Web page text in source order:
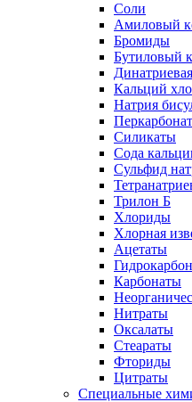
Соли
Амиловый
Бромиды
Бутиловый
Кальций
Натрия
Силикаты
Сода
Сульфид
Трилон Б
Хлориды
Хлорная
Ацетаты
Карбонаты
Нитраты
Оксалаты
Стеараты
Фториды
Цитраты
Специальные